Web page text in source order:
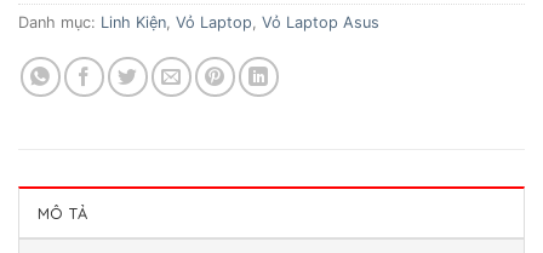
Danh mục: Linh Kiện, Vỏ Laptop, Vỏ Laptop Asus
MÔ TẢ